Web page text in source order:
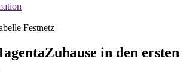
Festnetz
Zuhause in den ersten